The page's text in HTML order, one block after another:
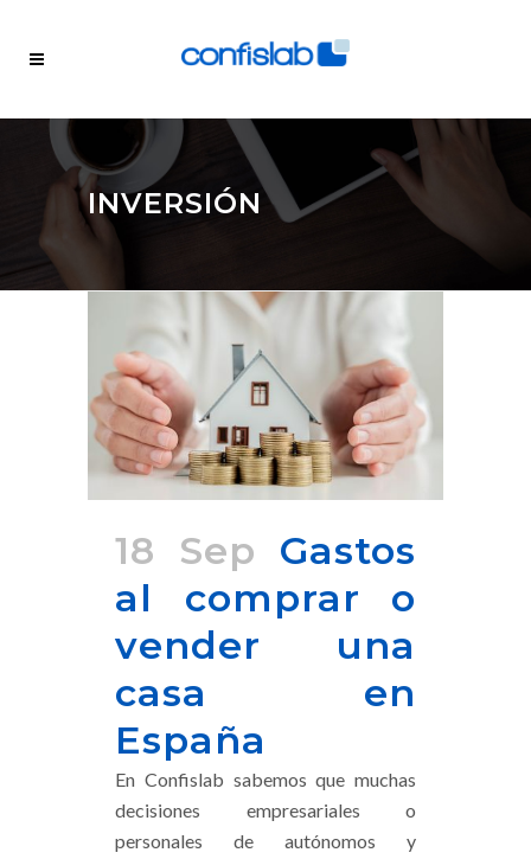
INVERSIÓN
18 Sep Gastos
al comprar o
vender una
casa en
España
En Confislab sabemos que muchas
decisiones empresariales o
personales de autónomos y